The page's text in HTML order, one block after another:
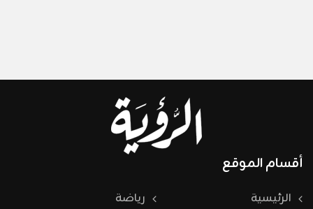
أقسام الموقع
الرئيسية
رياضة